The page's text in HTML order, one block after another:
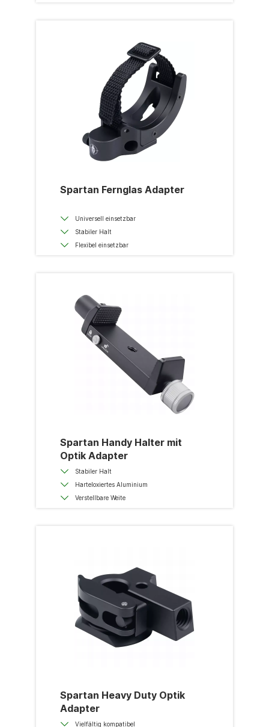
Spartan Fernglas Adapter
Universell einsetzbar
Stabiler Halt
Flexibel einsetzbar
Spartan Handy Halter mit
Optik Adapter
Stabiler Halt
Harteloxiertes Aluminium
Verstellbare Weite
Spartan Heavy Duty Optik
Adapter
Vielfältig kompatibel